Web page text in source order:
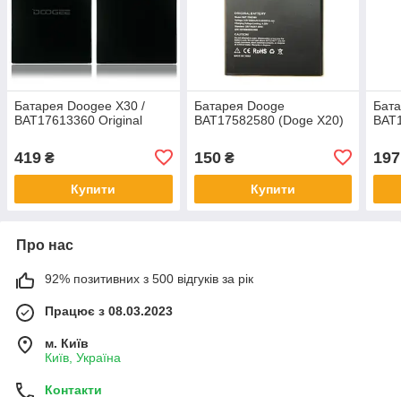
Батарея Doogee X30 /
BAT17613360 Original
419 ₴
Купити
Батарея Dooge
BAT17582580 (Doge X20)
150₴
Купити
197
Про нас
92% позитивних з 500 відгуків за рік
Працює з 08.03.2023
м. Київ
Київ, Україна
Контакти